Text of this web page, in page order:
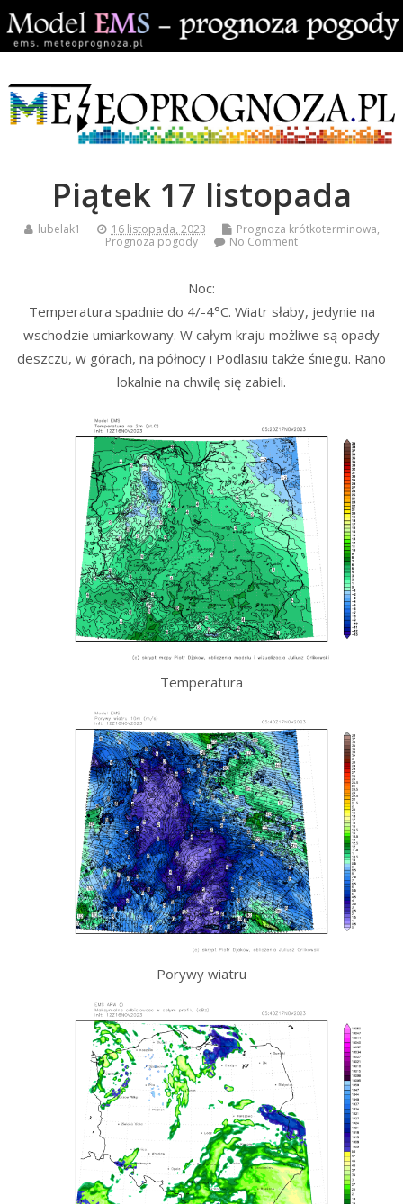
Piątek 17 listopada
lubelak1 16 listopada, 2023 Prognoza krótkoterminowa,
Prognoza pogody
No Comment
Noc:
Temperatura spadnie do 4/-4°C. Wiatr słaby, jedynie na
wschodzie umiarkowany. W całym kraju możliwe są opady
deszczu, w górach, na północy i Podlasiu także śniegu. Rano
lokalnie na chwilę się zabieli.
Temperatura
Porywy wiatru